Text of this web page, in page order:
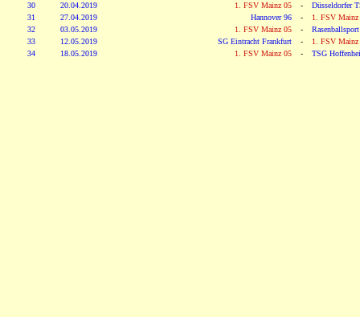
30
20.04.2019 1. FSV Mainz 05 -
Düsseldorfer
31
27.04.2019 Hannover 96 -
1. FSV Mainz
32
03.05.2019 1. FSV Mainz 05 -
33
12.05.2019 SG Eintracht Frankfurt -
1. FSV Mainz
34
18.05.2019 1. FSV Mainz 05 - TSG